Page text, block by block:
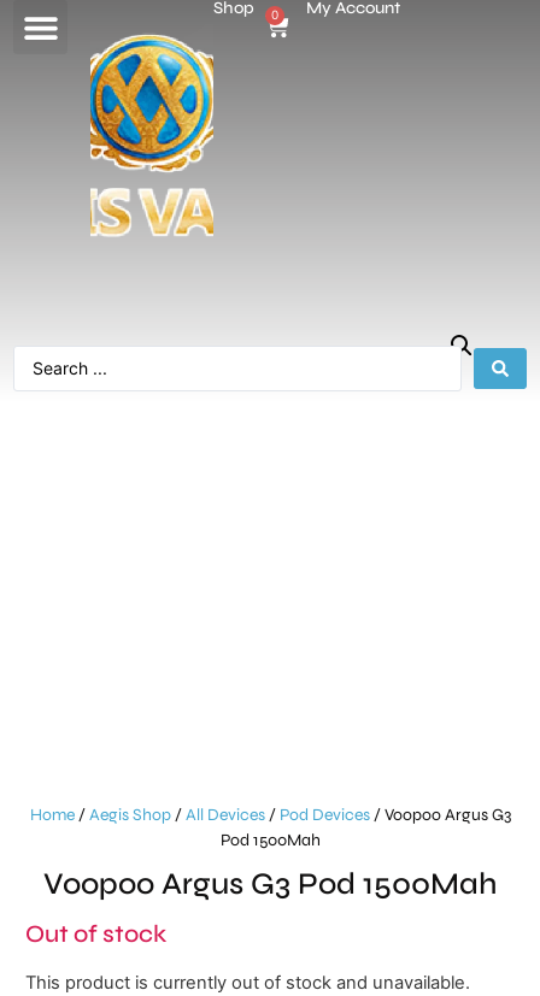
Shop 0 My Account
Home/Aegis Shop/All Devices/ Pod Devices/ Voopoo Argus G3
Pod 1500Mah
Voopoo Argus G3 Pod 1500Mah
Out of stock
This product is currently out of stock and unavailable.